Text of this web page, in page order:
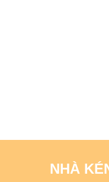
NHÀ